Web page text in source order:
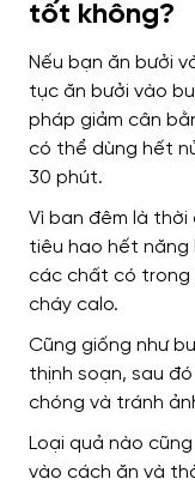
tốt không?
Nếu bạn ăn bưởi
tục ăn bưởi vào
pháp giảm cân
có thể dùng hết
30 phút.
Vì ban đêm là
tiêu hao hết năng
các chất có trong
cháy calo.
Cũng giống như
thịnh soạn, sau
chóng và tránh
Loại quả nào
vào cách ăn và